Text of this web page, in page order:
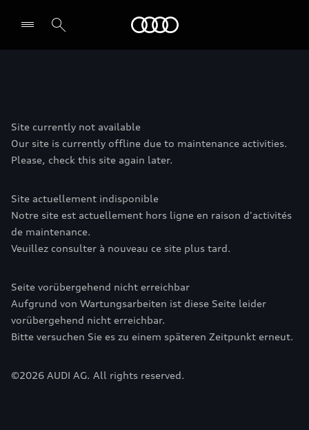
Audi
Site currently not available
Our site is currently offline due to maintenance activities.
Please, check this site again later.
Site actuellement indisponible
Notre site est actuellement hors ligne en raison d'activités
de maintenance.
Veuillez consulter à nouveau ce site plus tard.
Seite vorübergehend nicht erreichbar
Aufgrund von Wartungsarbeiten ist diese Seite leider
vorübergehend nicht erreichbar.
Bitte versuchen Sie es zu einem späteren Zeitpunkt erneut.
©2026 AUDI AG. All rights reserved.